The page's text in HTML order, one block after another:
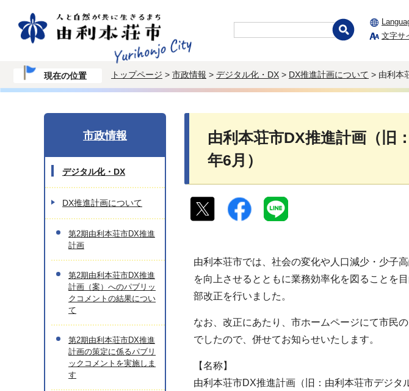
文字サ
現在の位置 トップページ > 市政情報 > デジタル化・DX > DX推進計画について > 由利本
由利本荘市DX推進計画（旧
年6月）
由利本荘市では、社会の変化や人口減少・少子
を向上させるとともに業務効率化を図ることを
部改正を行いました。
なお、改正にあたり、市ホームページにて市民
でしたので、併せてお知らせいたします。
【名称】
由利本荘市DX推進計画（旧：由利本荘市デジタ
市政情報
デジタル化・DX
DX推進計画について
第2期由利本荘市DX推進
計画
第2期由利本荘市DX推進
計画（案）へのパブリッ
クコメントの結果につい
て
第2期由利本荘市DX推進
計画の策定に係るパブリ
ックコメントを実施しま
す